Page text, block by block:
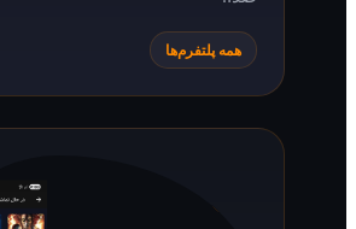
همه پلتفرم‌ها